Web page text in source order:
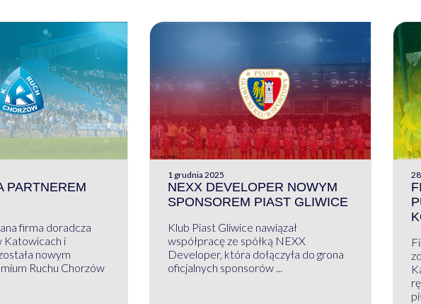
PARTNEREM
firma doradcza
Katowicach i
nowym
Ruchu Chorzów
1 grudnia 2025
NEXX DEVELOPER NOWYM
SPONSOREM PIAST GLIWICE
Klub Piast Gliwice nawiązał
współpracę ze spółką NEXX
Developer, która dołączyła do grona
oficjalnych sponsorów ...